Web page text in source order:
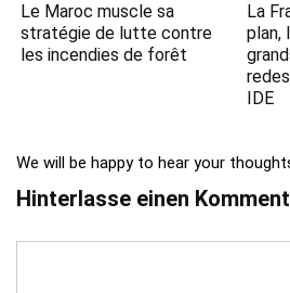
Le Maroc muscle sa
stratégie de lutte contre
les incendies de forêt
La
plan,
IDE
We will be happy to hear your
Hinterlasse einen